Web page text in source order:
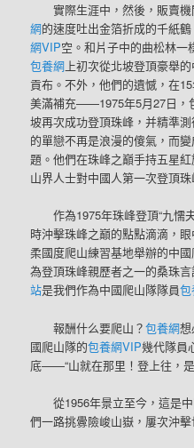
實際生涯中，然後，販賣
網的速度吐出金箔折成的千紙
網VIP空。和片子中的曲松林一
包養網 上初次從北坡登頂豪舉
貢布。不外，他們的遺憾，在
美滿補充——1975年5月27日，
坡再次成功登頂珠峰，并精準
的單戀不再是浪漫的傻氣，而
題。他們在珠峰之巔手持五星
山界人士對中國人第一次登頂
作為1975年珠峰登頂“九懦
時沖擊珠峰之巔的點點滴滴，
柔國度爬山練習基地舉辦的中
為登頂珠峰親歷者之一的桑珠
站是我們作為中國爬山隊隊員包
報酬什么要爬山？包養網
國爬山隊的包養網VIP幾代隊員
底——“山就在那里！登上往，
從1956年景立至今，這是
們一路挑釁險峻山嶽，屢次沖